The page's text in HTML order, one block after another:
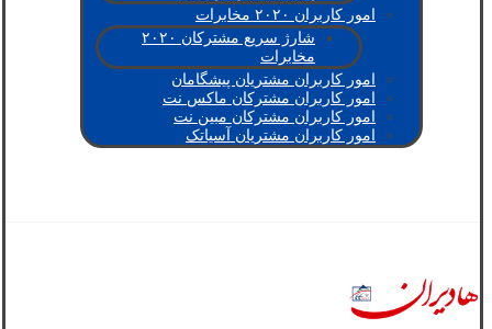
امور کاربران ۲۰۲۰ مخابرات
شارژ سریع مشترکان ۲۰۲۰
مخابرات
امور کاربران مشتریان پیشگامان
امور کاربران مشترکان ماکس نت
امور کاربران مشترکان مبین نت
امور کاربران مشتریان آسیاتک